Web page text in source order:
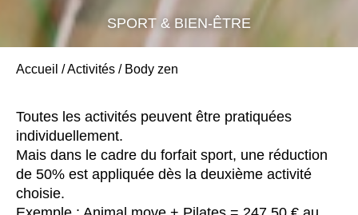
SPORT & BIEN-ÊTRE
Accueil /Activités / Body zen
Toutes les activités peuvent être pratiquées
individuellement.
Mais dans le cadre du forfait sport, une réduction
de 50% est appliquée dès la deuxième activité
choisie.